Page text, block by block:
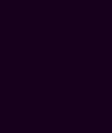
auf dem
Typ wird er
mit einem
Prothesen
wie
Patienten selbst